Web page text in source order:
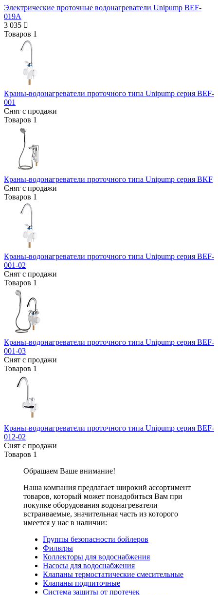
Электрические проточные водонагреватели Unipump BEF-
019A
3 035
Товаров 1
Краны-водонагреватели проточного типа Unipump серия BEF-
001
Снят с продажи
Товаров 1
Краны-водонагреватели проточного типа Unipump серия BKF
Снят с продажи
Товаров 1
Краны-водонагреватели проточного типа Unipump серия BEF-
001-02
Снят с продажи
Товаров 1
Краны-водонагреватели проточного типа Unipump серия BEF-
001-03
Снят с продажи
Товаров 1
Краны-водонагреватели проточного типа Unipump серия BEF-
012-02
Снят с продажи
Товаров 1
Обращаем Ваше внимание!
Наша компания предлагает широкий ассортимент
товаров, который может понадобиться Вам при
покупке оборудования водонагреватели
встраиваемые, значительная часть из которого
имеется у нас в наличии:
Группы безопасности бойлеров
Фильтры
Коллекторы для водоснабжения
Насосы для водоснабжения
Клапаны термостатические смесительные
Клапаны подпиточные
Система защиты от протечек